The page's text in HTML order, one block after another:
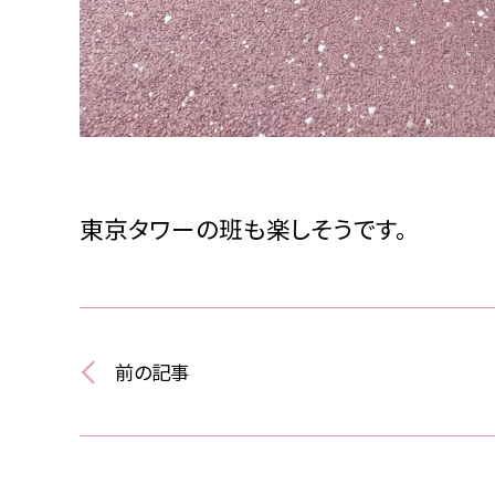
東京タワーの班も楽しそうです。
前の記事